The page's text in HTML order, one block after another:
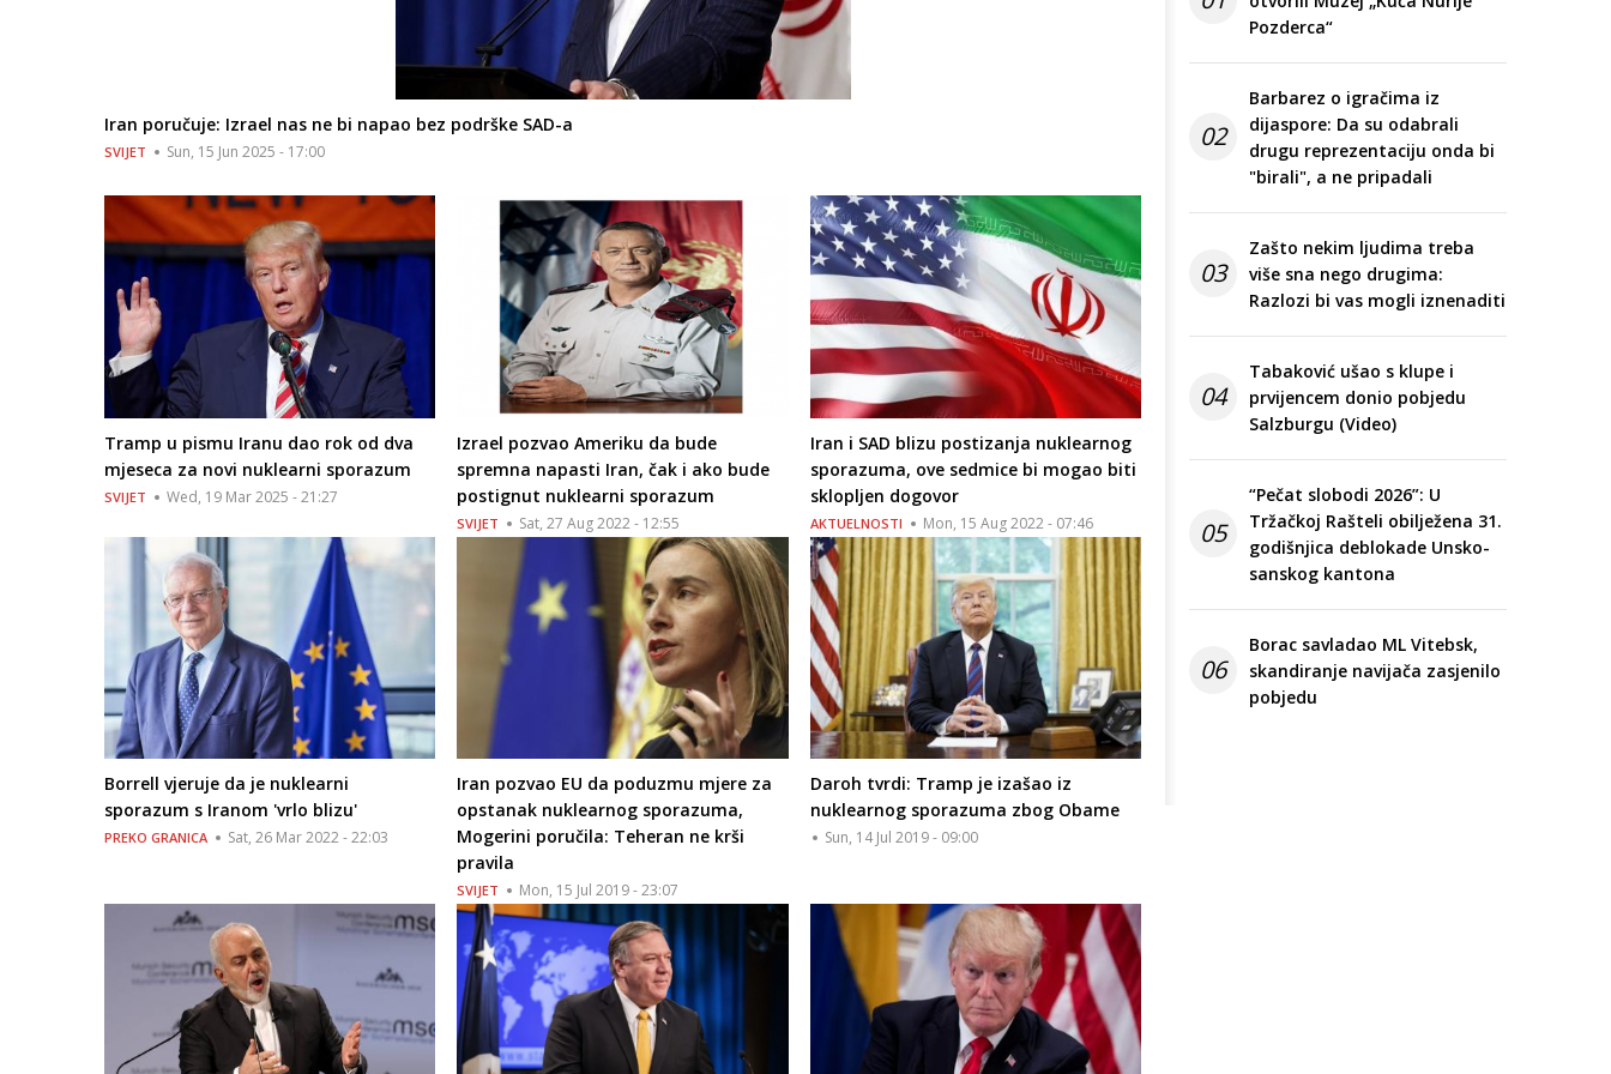
Iran poručuje: Izrael nas ne bi napao bez podrške SAD-a
SVIJET Sun, 15 Jun 2025 - 17:00
Tramp u pismu Iranu dao rok od dva
mjeseca za novi nuklearni sporazum
SVIJET Wed, 19 Mar 2025 - 21:27
Izrael pozvao Ameriku da bude
spremna napasti Iran, čak i ako bude
postignut nuklearni sporazum
SVIJET Sat, 27 Aug 2022 - 12:55
Iran i SAD blizu postizanja nuklearnog
sporazuma, ove sedmice bi mogao biti
sklopljen dogovor
AKTUELNOSTI Mon, 15 Aug 2022 - 07:46
Borrell vjeruje da je nuklearni
sporazum s Iranom 'vrlo blizu'
PREKO GRANICA Sat, 26 Mar 2022 - 22:03
Iran pozvao EU da poduzmu mjere za
opstanak nuklearnog sporazuma,
Mogerini poručila: Teheran ne krši
pravila
SVIJET Mon, 15 Jul 2019 - 23:07
Daroh tvrdi: Tramp je izašao iz
nuklearnog sporazuma zbog Obame
Sun, 14 Jul 2019 - 09:00
Pozderca“
02
Barbarez o igračima iz
dijaspore: Da su odabrali
drugu reprezentaciju onda bi
"birali", a ne pripadali
03
Zašto nekim ljudima treba
više sna nego drugima:
Razlozi bi vas mogli iznenaditi
04
Tabaković ušao s klupe i
prvijencem donio pobjedu
Salzburgu (Video)
05
“Pečat slobodi 2026”: U
Tržačkoj Rašteli obilježena 31.
godišnjica deblokade Unsko-
sanskog kantona
06
Borac savladao ML Vitebsk,
skandiranje navijača zasjenilo
pobjedu